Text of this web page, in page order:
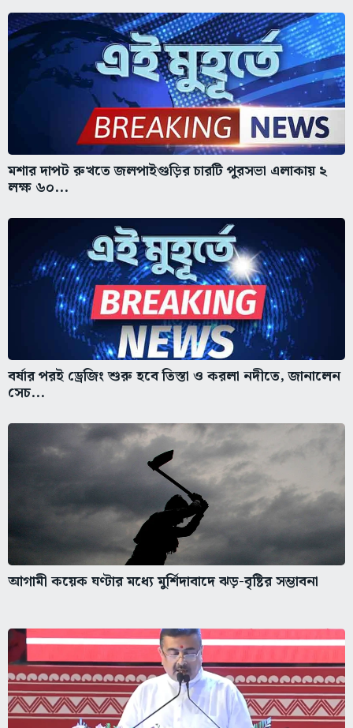
মশার দাপট রুখতে জলপাইগুড়ির চারটি পুরসভা এলাকায় ২
লক্ষ ৬০...
বর্ষার পরই ড্রেজিং শুরু হবে তিস্তা ও করলা নদীতে, জানালেন
সেচ...
আগামী কয়েক ঘণ্টার মধ্যে মুর্শিদাবাদে ঝড়-বৃষ্টির সম্ভাবনা